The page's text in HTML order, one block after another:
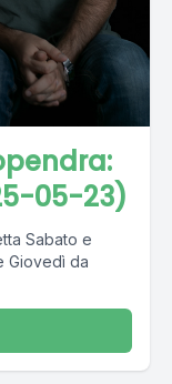
05-23)
Sabato e
Giovedì da